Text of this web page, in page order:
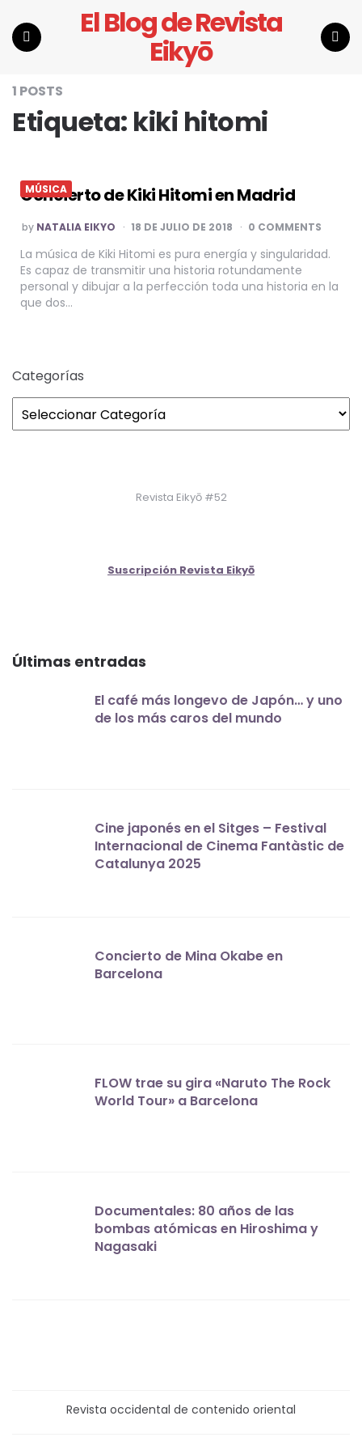
El Blog de Revista
Eikyō
1 POSTS
Etiqueta: kiki hitomi
MÚSICA
Concierto de Kiki Hitomi en Madrid
POSTED
BY
by NATALIA EIKYO 18 DE JULIO DE 2018 0 COMMENTS
La música de Kiki Hitomi es pura energía y singularidad.
Es capaz de transmitir una historia rotundamente
personal y dibujar a la perfección toda una historia en la
que dos…
Categorías
Revista Eikyō #52
Suscripción Revista Eikyō
Últimas entradas
El café más longevo de Japón… y uno
de los más caros del mundo
Cine japonés en el Sitges – Festival
Internacional de Cinema Fantàstic de
Catalunya 2025
Concierto de Mina Okabe en
Barcelona
FLOW trae su gira «Naruto The Rock
World Tour» a Barcelona
Documentales: 80 años de las
bombas atómicas en Hiroshima y
Nagasaki
Revista occidental de contenido oriental